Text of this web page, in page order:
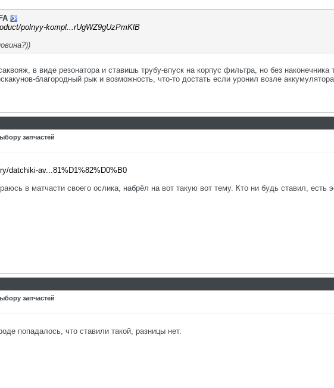
polnyy-kompl...rUgWZ9gUzPmKlB
в виде резонатора и ставишь трубу-впуск на корпус фильтра, но без
благородный рык и возможность, что-то достать если уронил возле
запчастей
datchiki-av...81%D1%82%D0%B0
в матчасти своего ослика, набрёл на вот такую вот тему. Кто ни будь ставил, есть
запчастей
попадалось, что ставили такой, разницы нет.